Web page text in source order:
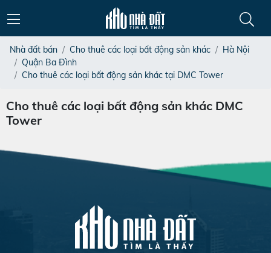
Nhà đất bán Cho thuê các loại bất động sản khác
Hà Nội
Quận Ba Đình
Cho thuê các loại bất động sản khác tại DMC Tower
Cho thuê các loại bất động sản khác DMC
Tower